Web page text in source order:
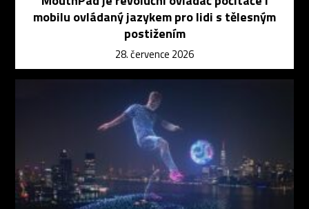
mobilu ovládaný jazykem pro lidi s tělesným
postižením
28. července 2026